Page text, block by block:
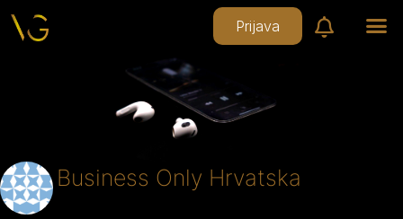
Prijava
Business Only Hrvatska